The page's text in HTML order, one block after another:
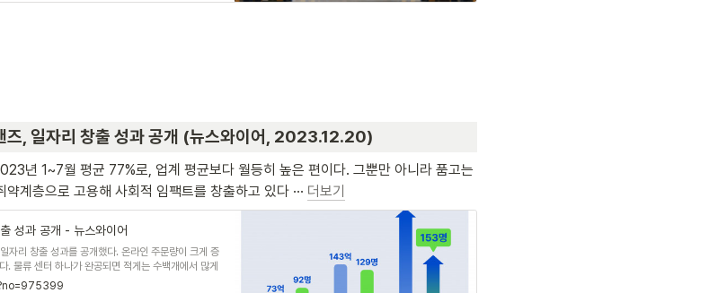
즈, 일자리 창출 성과 공개 (뉴스와이어, 2023.12.20)
년 1~7월 평균 77%로, 업계 평균보다 월등히 높은 편이다. 그뿐만 아니라 품고는
계층으로 고용해 사회적 임팩트를 창출하고 있다 ··· 더보기
성과 공개 - 뉴스와이어
자리 창출 성과를 공개했다. 온라인 주문량이 크게 증
. 물류 센터 하나가 완공되면 적게는 수백개에서 많게